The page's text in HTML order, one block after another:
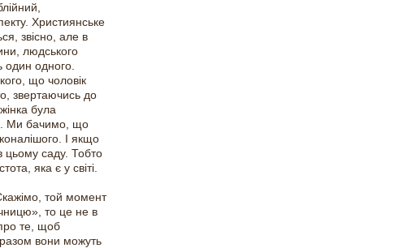
Християнське
звісно, але в
людського
один одного.
що чоловік
звертаючись до
була
Ми бачимо, що
І якщо
цьому саду. Тобто
яка є у світі.
той момент
то це не в
те, щоб
вони можуть